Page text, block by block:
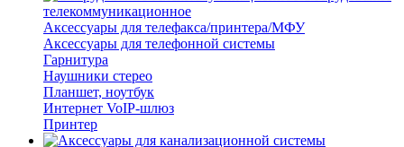
телекоммуникационное
Аксессуары для телефакса/принтера/МФУ
Аксессуары для телефонной системы
Гарнитура
Наушники стерео
Планшет, ноутбук
Интернет VoIP-шлюз
Принтер